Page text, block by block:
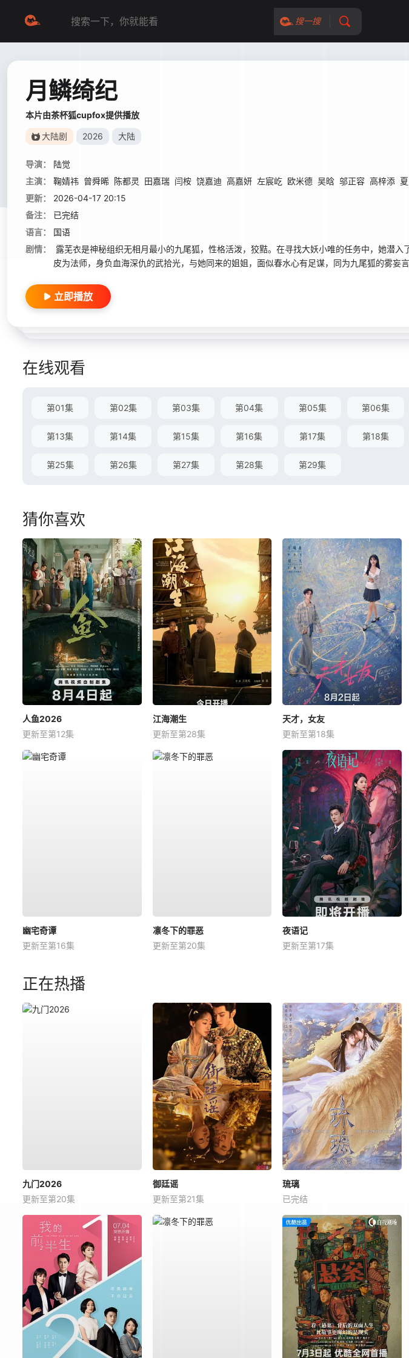
搜一搜
月鳞绮纪
本片由茶杯狐cupfox提供播放
大陆剧 2026 大陆
导演：
陆觉
主演：
鞠婧祎 曾舜晞 陈都灵 田嘉瑞 闫桉 饶嘉迪 高嘉妍 左宸屹 欧米德 吴晗 邬正容 高梓添
更新：
2026-04-17 20:15
备注：
已完结
语言：
国语
剧情：
露芜衣是神秘组织无相月最小的九尾狐，性格活泼，狡黠。在寻找大妖小唯的任务中，她潜
皮为法师，身负血海深仇的武拾光，与她同来的姐姐，面似春水心有足谋，同为九尾狐的雾妄
立即播放
在线观看
第01集 第02集 第03集 第04集 第05集 第06集
第13集 第14集 第15集 第16集 第17集 第18集
第25集 第26集 第27集 第28集 第29集
猜你喜欢
人鱼2026
更新至第12集
江海潮生
更新至第28集
天才，女友
更新至第18集
幽宅奇谭
更新至第16集
凛冬下的罪恶
更新至第20集
夜语记
更新至第17集
正在热播
九门2026
更新至第20集
御廷谣
更新至第21集
琉璃
已完结